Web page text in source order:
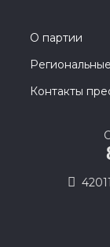
О партии
Контакты